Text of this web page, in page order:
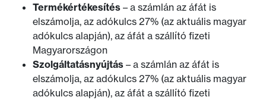
Termékértékesítés – a számlán az áfát is
elszámolja, az adókulcs 27% (az aktuális magyar
adókulcs alapján), az áfát a szállító fizeti
Magyarországon
Szolgáltatásnyújtás – a számlán az áfát is
elszámolja, az adókulcs 27% (az aktuális magyar
adókulcs alapján), az áfát a szállító fizeti